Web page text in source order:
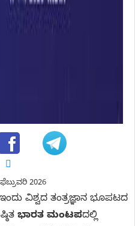
2026
ವಿಶ್ವದ ತಂತ್ರಜ್ಞಾನ ಭೂಪಟದ
ಭಾರತ ಮಂಟಪದಲ್ಲಿ